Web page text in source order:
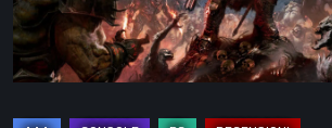
la
recensione
|